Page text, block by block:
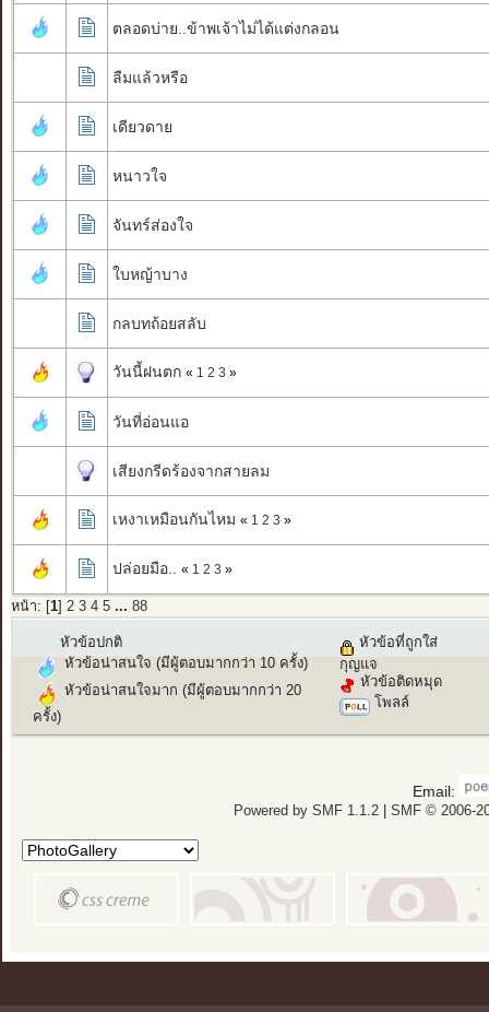
ตลอดบ่าย..ข้าพเจ้าไม่ได้แต่งกลอน
ลืมแล้วหรือ
เดียวดาย
หนาวใจ
จันทร์ส่องใจ
ใบหญ้าบาง
กลบทถ้อยสลับ
วันนี้ฝนตก « 1 2 3 »
วันที่อ่อนแอ
เสียงกรีดร้องจากสายลม
เหงาเหมือนกันไหม « 1 2 3 »
ปล่อยมือ.. « 1 2 3 »
หน้า: [ 1] 2 3 4 5 ... 88
หัวข้อปกติ
หัวข้อน่าสนใจ (มีผู้ตอบมากกว่า 10 ครั้ง)
หัวข้อน่าสนใจมาก (มีผู้ตอบมากกว่า 20
ครั้ง)
หัวข้อที่ถูกใส่
กุญแจ
หัวข้อติดหมุด
โพลล์
Email:
Powered by SMF 1.1.2| SMF © 2006-